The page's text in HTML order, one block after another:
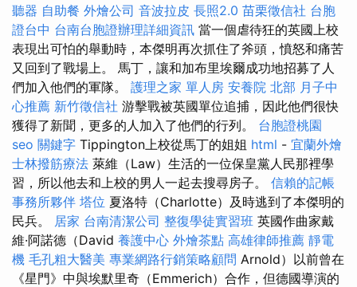
聽器 自助餐 外燴公司 音波拉皮 長照2.0 苗栗徵信社 台胞
證台中 台南台胞證辦理詳細資訊 當一個虐待狂的英國上校
表現出可怕的舉動時，本傑明再次抓住了斧頭，憤怒和痛苦
又回到了戰場上。 馬丁，讓和加布里埃爾成功地招募了人
們加入他們的軍隊。 護理之家 單人房 安養院 北部 月子中
心推薦 新竹徵信社 游擊戰被英國單位追捕，因此他們很快
獲得了新聞，更多的人加入了他們的行列。 台胞證桃園
seo 關鍵字 Tippington上校從馬丁的姐姐 html - 宜蘭外燴
士林撥筋療法 萊維（Law）生活的一位保皇黨人民那裡學
習，所以他去和上校的男人一起去搜尋房子。 信賴的記帳
事務所夥伴 塔位 夏洛特（Charlotte）及時逃到了本傑明的
民兵。 居家 台南清潔公司 整復學徒實習班 英國作曲家戴
維·阿諾德（David 養護中心 外燴茶點 高雄律師推薦 靜電
機 毛孔粗大醫美 專業網路行銷策略顧問 Arnold）以前曾在
《星門》中與埃默里奇（Emmerich）合作，但德國導演的